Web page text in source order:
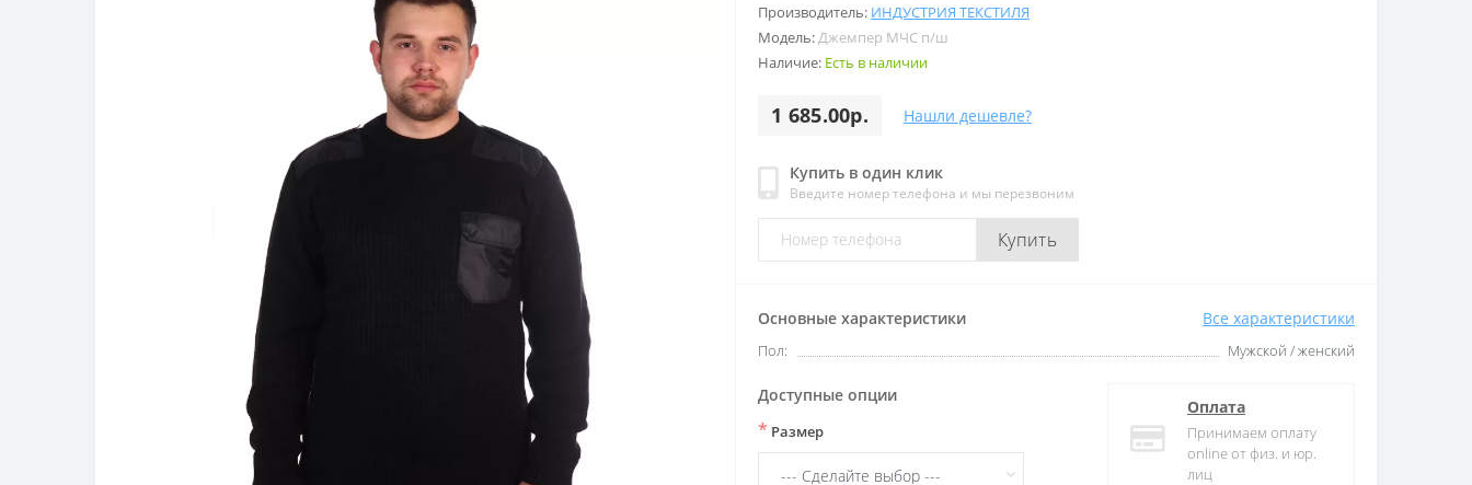
Производитель: ИНДУСТРИЯ ТЕКСТИЛЯ
Модель: Джемпер МЧС п/ш
Наличие: Есть в наличии
1 685.00р. Нашли дешевле?
Купить в один клик
Введите номер телефона и мы перезвоним
Купить
Основные характеристики Все характеристики
Пол: Мужской / женский
Доступные опции
* Размер
Оплата
Принимаем оплату
online от физ. и юр.
лиц